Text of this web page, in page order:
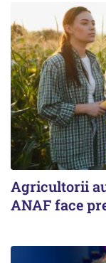
Agricultorii
ANAF face